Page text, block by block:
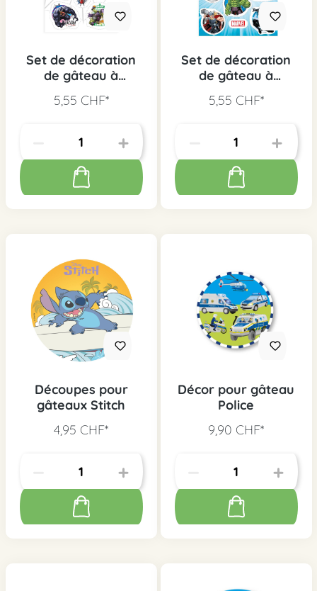
Set de décoration
de gâteau à
Spiderman
5,55 CHF*
Set de décoration
de gâteau à
5,55 CHF*
Découpes pour
gâteaux Stitch
4,95 CHF*
Décor pour gâteau
Police
9,90 CHF*